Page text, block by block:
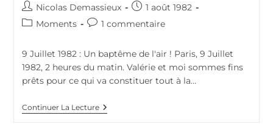
Auteur/autrice
de
Nicolas Demassieux
Publication
publiée :
1 août 1982
PostMoments
Commentaires
la
publication :
1 commentaire
9 Juillet 1982 : Un baptême de l'air ! Paris, 9 Juillet
1982, 2 heures du matin. Valérie et moi sommes fins
prêts pour ce qui va constituer tout à la…
Continuer La LectureNotre
Premier